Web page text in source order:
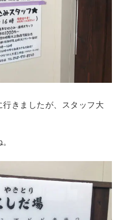
きましたが、スタッフ大